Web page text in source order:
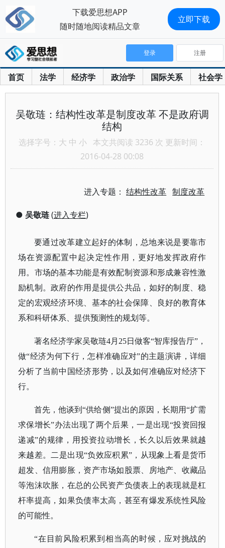
首页 法学 经济学 政治学 国际关系 社会学
登录 注册
吴敬琏：结构性改革是制度改革 不是政府调
结构
选择字号： 大 中 小 本文共阅读 3236 次 更新时间：
2016-04-28 00:08
进入专题：结构性改革 制度改革
● 吴敬琏(进入专栏)
要通过改革建立起好的体制，总地来说是要靠市
场在资源配置中起决定性作用，更好地发挥政府作
用。市场的基本功能是有效配制资源和形成兼容性激
励机制。政府的作用是提供公共品，如好的制度、稳
定的宏观经济环境、基本的社会保障、良好的教育体
系和科研体系、提供预测性的规划等。
著名经济学家吴敬琏4月25日做客“智库报告厅”，
做“经济为何下行，怎样准确应对”的主题演讲，详细
分析了当前中国经济形势，以及如何准确应对经济下
行。
首先，他谈到“供给侧”提出的原因，长期用“扩需
求保增长”办法出现了两个后果，一是出现“投资回报
递减”的规律，用投资拉动增长，长久以后效果就越
来越差。二是出现“负效应积累”，从现象上看是货币
超发、信用膨胀，资产市场如股票、房地产、收藏品
等泡沫吹胀，在总的公民资产负债表上的表现就是杠
杆率提高，如果负债率太高，甚至有爆发系统性风险
的可能性。
“在目前风险积累到相当高的时候，应对挑战的
下载爱思想APP
随时随地阅读精品文章
立即下载